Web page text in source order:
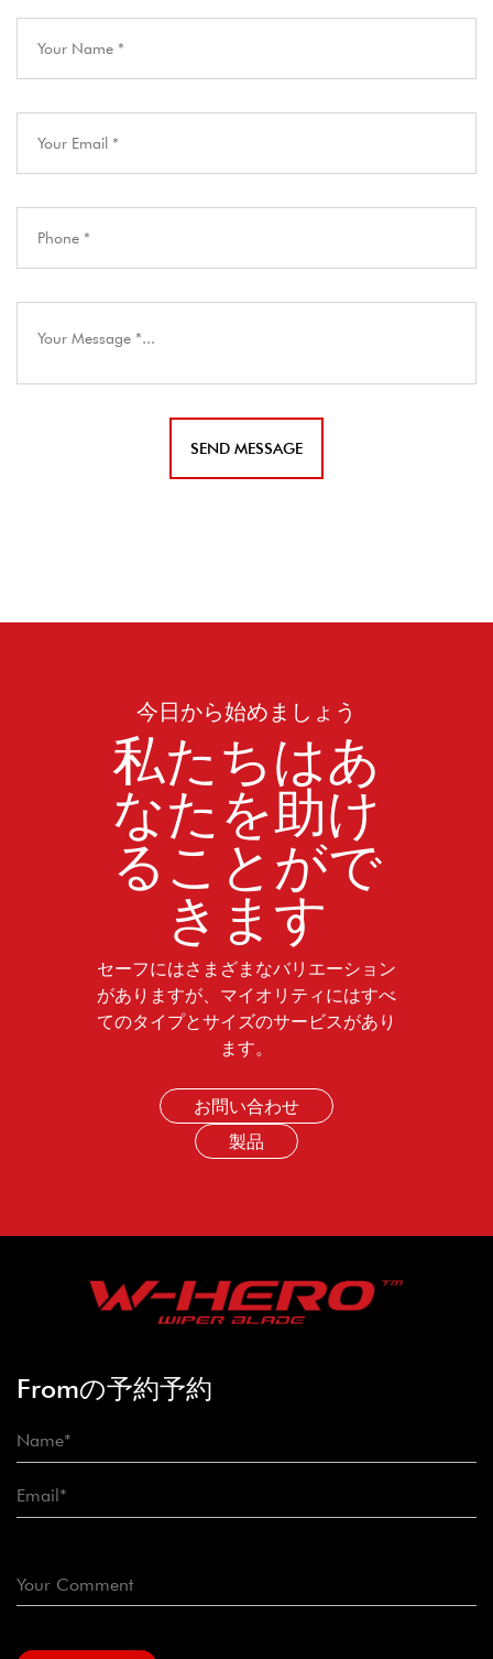
今日から始めましょう
私たちはあ
なたを助け
ることがで
きます
セーフにはさまざまなバリエーション
がありますが、マイオリティにはすべ
てのタイプとサイズのサービスがあり
ます。
お問い合わせ
製品
Fromの予約予約